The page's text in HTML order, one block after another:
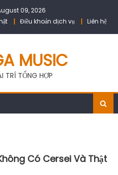
09, 2026
Điều khoản dịch vụ Liên hệ
MUSIC
TRÍ TỔNG HỢP
Có Cersei Và Thật